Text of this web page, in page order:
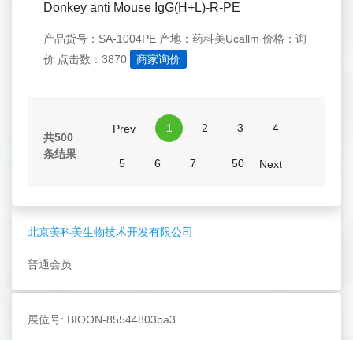
北京美科美生物技术开发有限公司
普通会员
展位号: BIOON-85544803ba3
Donkey anti Mouse IgG(H+L)-R-PE
产品货号：SA-1004PE 产地：药科美Ucallm 价格：询
价 点击数：3870 商家询价
共500
条结果
Prev 1 2 3 4
5 6 7 50 Next